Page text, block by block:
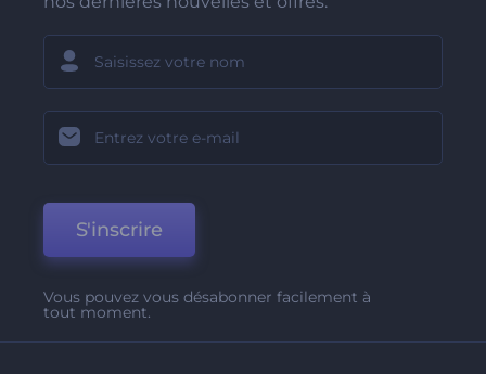
S'inscrire
Vous pouvez vous désabonner facilement à
tout moment.